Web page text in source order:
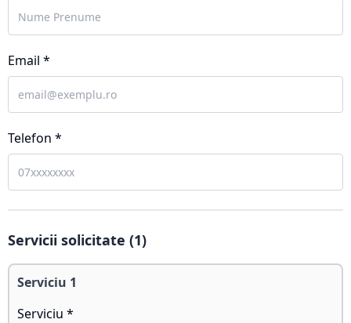
Email *
Telefon *
Servicii solicitate (1)
Serviciu 1
Serviciu *